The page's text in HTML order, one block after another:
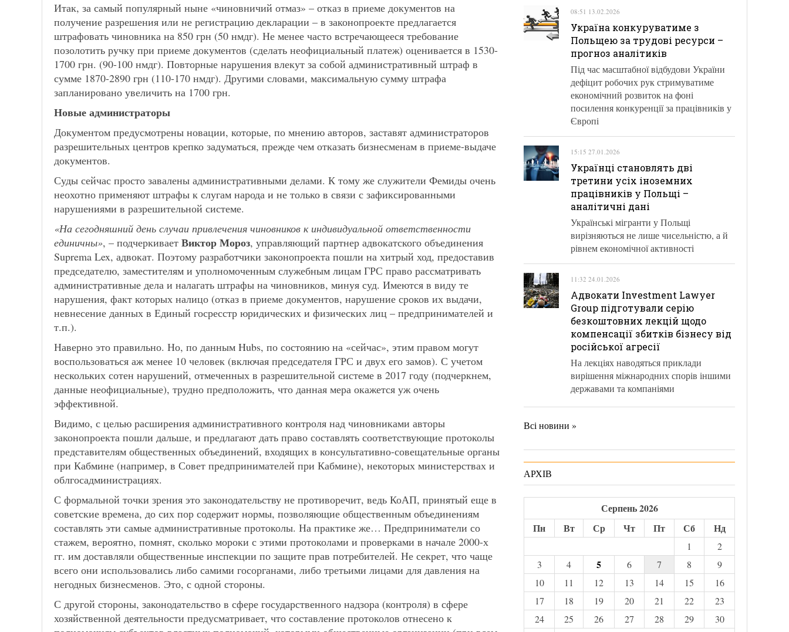
Итак, за самый популярный ныне «чиновничий отмаз» – отказ в приеме документов на
получение разрешения или не регистрацию декларации – в законопроекте предлагается
штрафовать чиновника на 850 грн (50 нмдг). Не менее часто встречающееся требование
позолотить ручку при приеме документов (сделать неофициальный платеж) оценивается в 1530-
1700 грн. (90-100 нмдг). Повторные нарушения влекут за собой административный штраф в
сумме 1870-2890 грн (110-170 нмдг). Другими словами, максимальную сумму штрафа
запланировано увеличить на 1700 грн.
Новые администраторы
Документом предусмотрены новации, которые, по мнению авторов, заставят администраторов
разрешительных центров крепко задуматься, прежде чем отказать бизнесменам в приеме-выдаче
документов.
Суды сейчас просто завалены административными делами. К тому же служители Фемиды очень
неохотно применяют штрафы к слугам народа и не только в связи с зафиксированными
нарушениями в разрешительной системе.
«На сегодняшний день случаи привлечения чиновников к индивидуальной ответственности
единичны», – подчеркивает ВикторМороз, управляющий партнер адвокатского объединения
Suprema Lex, адвокат. Поэтому разработчики законопроекта пошли на хитрый ход, предоставив
председателю, заместителям и уполномоченным служебным лицам ГРС право рассматривать
административные дела и налагать штрафы на чиновников, минуя суд. Имеются в виду те
нарушения, факт которых налицо (отказ в приеме документов, нарушение сроков их выдачи,
невнесение данных в Единый госресстр юридических и физических лиц – предпринимателей и
т.п.).
Наверно это правильно. Но, по данным Hubs, по состоянию на «сейчас», этим правом могут
воспользоваться аж менее 10 человек (включая председателя ГРС и двух его замов). С учетом
нескольких сотен нарушений, отмеченных в разрешительной системе в 2017 году (подчеркнем,
данные неофициальные), трудно предположить, что данная мера окажется уж очень
эффективной.
Видимо, с целью расширения административного контроля над чиновниками авторы
законопроекта пошли дальше, и предлагают дать право составлять соответствующие протоколы
представителям общественных объединений, входящих в консультативно-совещательные органы
при Кабмине (например, в Совет предпринимателей при Кабмине), некоторых министерствах и
облгосадминистрациях.
С формальной точки зрения это законодательству не противоречит, ведь КоАП, принятый еще в
советские времена, до сих пор содержит нормы, позволяющие общественным объединениям
составлять эти самые административные протоколы. На практике же… Предприниматели со
стажем, вероятно, помнят, сколько мороки с этими протоколами и проверками в начале 2000-х
гг. им доставляли общественные инспекции по защите прав потребителей. Не секрет, что чаще
всего они использовались либо самими госорганами, либо третьими лицами для давления на
негодных бизнесменов. Это, с одной стороны.
С другой стороны, законодательство в сфере государственного надзора (контроля) в сфере
хозяйственной деятельности предусматривает, что составление протоколов отнесено к
08:51 13.02.2026
Україна конкуруватиме з
Польщею за трудові ресурси –
прогноз аналітиків
Під час масштабної відбудови України
дефіцит робочих рук стримуватиме
економічний розвиток на фоні
посилення конкуренції за працівників у
Європі
15:15 27.01.2026
Українці становлять дві
третини усіх іноземних
працівників у Польщі –
аналітичні дані
Українські мігранти у Польщі
вирізняються не лише чисельністю, а й
рівнем економічної активності
11:32 24.01.2026
Адвокати Investment Lawyer
Group підготували серію
безкоштовних лекцій щодо
компенсації збитків бізнесу від
російської агресії
На лекціях наводяться приклади
вирішення міжнародних спорів іншими
державами та компаніями
Всі новини »
АРХІВ
Серпень 2026
Пн
Вт Ср Чт Пт Сб Нд
1
2
3
4 5 6 7 8
9
10
11 12 13 14 15
16
17
18 19 20 21 22
23
24
25 26 27 28 29
30